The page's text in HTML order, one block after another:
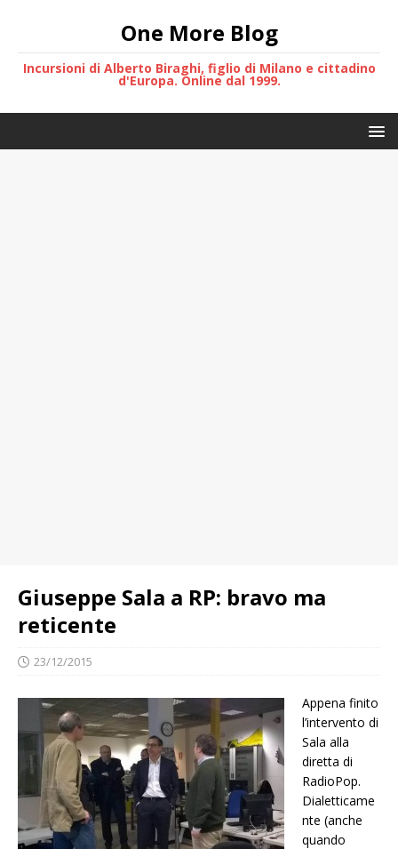
One More Blog
Incursioni di Alberto Biraghi, figlio di Milano e cittadino
d'Europa. Online dal 1999.
Giuseppe Sala a RP: bravo ma
reticente
23/12/2015
Appena finito
l’intervento di
Sala alla
diretta di
RadioPop.
Dialetticame
nte (anche
quando